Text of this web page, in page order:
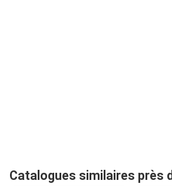
Catalogues similaires près